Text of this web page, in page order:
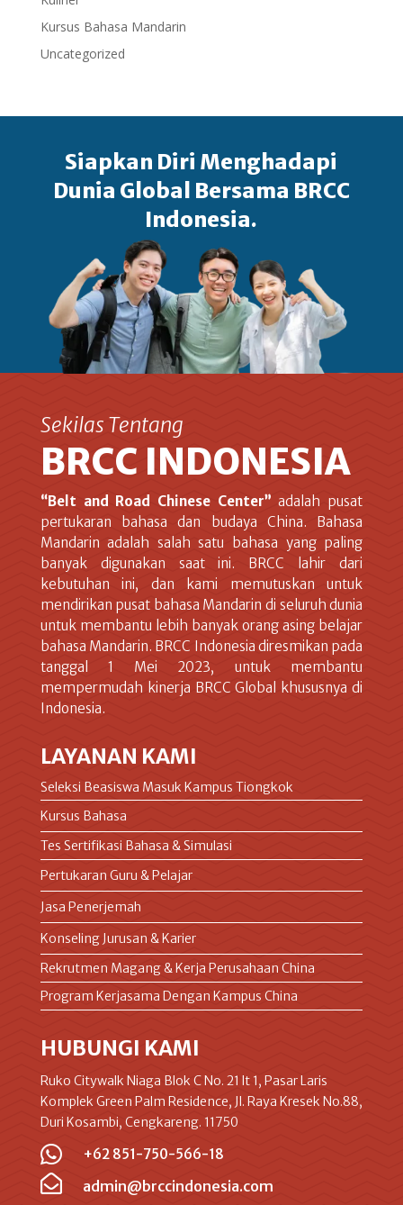
Kursus Bahasa Mandarin
Uncategorized
Siapkan Diri Menghadapi
Dunia Global Bersama BRCC
Indonesia.
Sekilas Tentang
BRCC INDONESIA
“Belt and Road Chinese Center” adalah pusat
pertukaran bahasa dan budaya China. Bahasa
Mandarin adalah salah satu bahasa yang paling
banyak digunakan saat ini. BRCC lahir dari
kebutuhan ini, dan kami memutuskan untuk
mendirikan pusat bahasa Mandarin di seluruh dunia
untuk membantu lebih banyak orang asing belajar
bahasa Mandarin. BRCC Indonesia diresmikan pada
tanggal 1 Mei 2023, untuk membantu
mempermudah kinerja BRCC Global khususnya di
Indonesia.
LAYANAN KAMI
Seleksi Beasiswa Masuk Kampus Tiongkok
Kursus Bahasa
Tes Sertifikasi Bahasa & Simulasi
Pertukaran Guru & Pelajar
Jasa Penerjemah
Konseling Jurusan & Karier
Rekrutmen Magang & Kerja Perusahaan China
Program Kerjasama Dengan Kampus China
HUBUNGI KAMI
Ruko Citywalk Niaga Blok C No. 21 lt 1, Pasar Laris
Komplek Green Palm Residence, Jl. Raya Kresek No.88,
Duri Kosambi, Cengkareng. 11750
 +62 851-750-566-18
 admin@brccindonesia.com